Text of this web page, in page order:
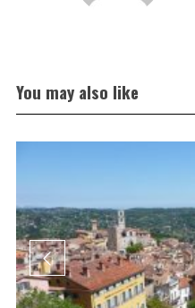
You may also like